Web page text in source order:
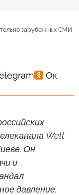
зарубежных СМИ
Welt
Он
и
давление.